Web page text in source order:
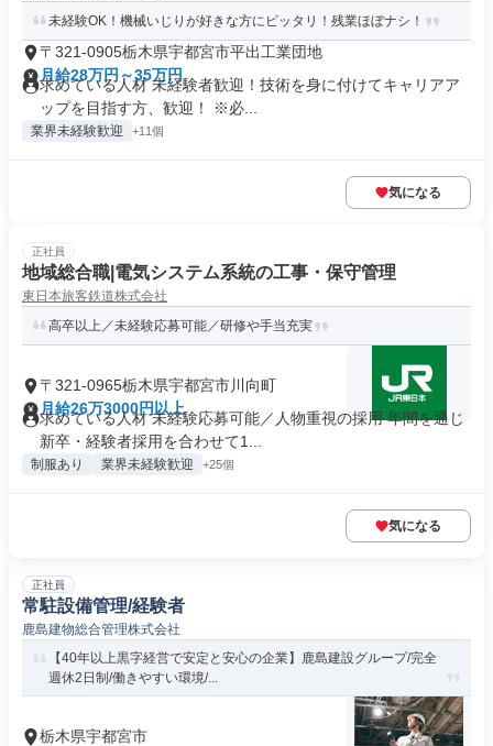
未経験OK！機械いじりが好きな方にピッタリ！残業ほぼナシ！
〒321-0905栃木県宇都宮市平出工業団地
月給28万円～35万円
求めている人材 未経験者歓迎！技術を身に付けてキャリアア
ップを目指す方、歓迎！ ※必...
業界未経験歓迎 +11個
気になる
正社員
地域総合職|電気システム系統の工事・保守管理
東日本旅客鉄道株式会社
高卒以上／未経験応募可能／研修や手当充実
〒321-0965栃木県宇都宮市川向町
月給26万3000円以上
求めている人材 未経験応募可能／人物重視の採用 年間を通じ
新卒・経験者採用を合わせて1...
制服あり 業界未経験歓迎 +25個
気になる
正社員
常駐設備管理/経験者
鹿島建物総合管理株式会社
【40年以上黒字経営で安定と安心の企業】鹿島建設グループ/完全
週休2日制/働きやすい環境/...
栃木県宇都宮市